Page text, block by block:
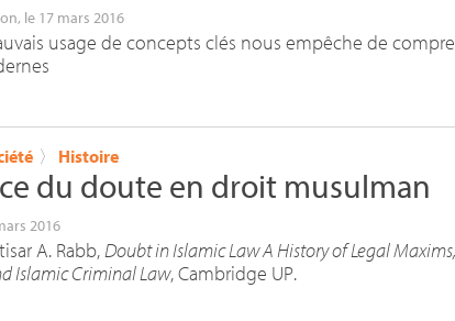
, le 17 mars 2016
usage de concepts clés nous empêche de
〉 Histoire
du doute en droit musulman
2016
A. Rabb,Doubt in Islamic Law A History of Legal Maxims,
Islamic Criminal Law, Cambridge UP.